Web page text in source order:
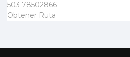
503 78502866
Obtener Ruta